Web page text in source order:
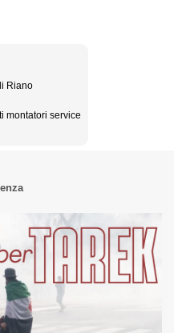
Riano
montatori service